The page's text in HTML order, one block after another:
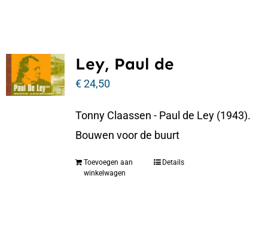
Ley, Paul de
€24,50
Tonny Claassen - Paul de Ley (1943).
Bouwen voor de buurt
Toevoegen aan
winkelwagen
Details